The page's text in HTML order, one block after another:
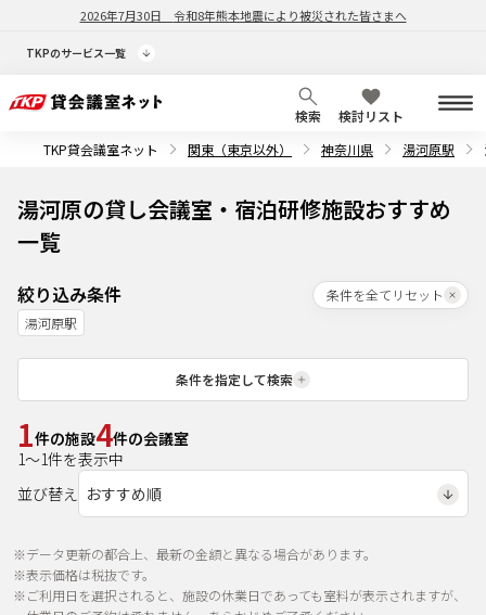
2026年7月30日 令和8年熊本地震により被災された皆さまへ
TKPのサービス一覧
検索
検討リスト
TKP貸会議室ネット
関東（東京以外） 神奈川県 湯河原駅
湯河原の貸し会議室・宿泊研修施設おすすめ
一覧
絞り込み条件
条件を全てリセット
湯河原駅
条件を指定して検索
1件の施設4件の会議室
1～1件を表示中
並び替え
※データ更新の都合上、最新の金額と異なる場合があります。
※表示価格は税抜です。
※ご利用日を選択されると、施設の休業日であっても室料が表示されますが、